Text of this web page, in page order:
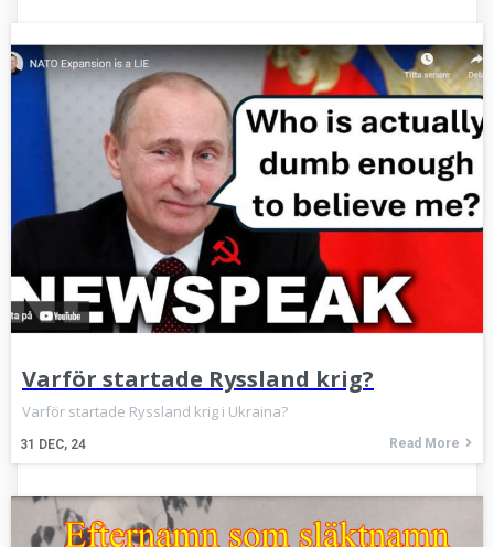
Varför startade Ryssland krig?
31 DEC, 24
Varför startade Ryssland krig i Ukraina?
Read More